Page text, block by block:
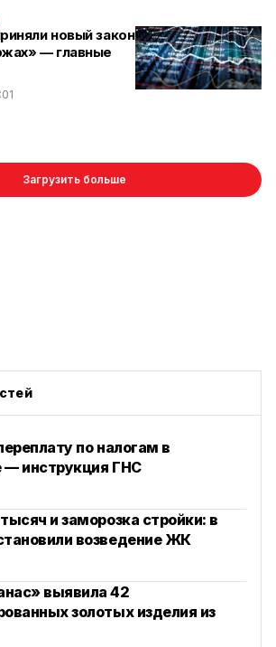
новый закон
— главные
Загрузить больше
по налогам в
— инструкция ГНС
и заморозка стройки: в
возведение ЖК
выявила 42
золотых изделия из